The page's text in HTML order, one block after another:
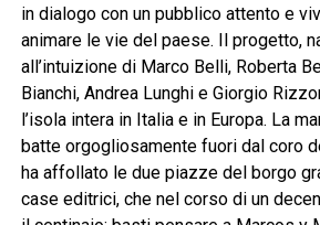
in dialogo con un pubblico attento e
animare le vie del paese. Il progetto,
all’intuizione di Marco Belli, Roberta
Bianchi, Andrea Lunghi e Giorgio
l’isola intera in Italia e in Europa. La
batte orgogliosamente fuori dal coro
ha affollato le due piazze del borgo
case editrici, che nel corso di un